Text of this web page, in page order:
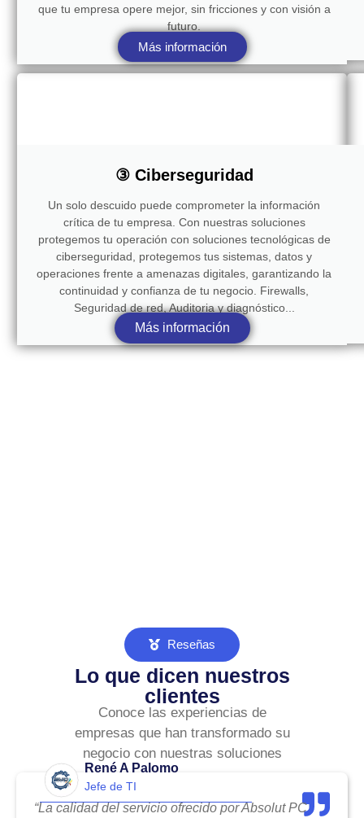
que tu empresa opere mejor, sin fricciones y con visión a
futuro.
Más información
③ Ciberseguridad
Un solo descuido puede comprometer la información
crítica de tu empresa. Con nuestras soluciones
protegemos tu operación con soluciones tecnológicas de
ciberseguridad, protegemos tus sistemas, datos y
operaciones frente a amenazas digitales, garantizando la
continuidad y confianza de tu negocio. Firewalls,
Seguridad de red, Auditoria y diagnóstico...
Más información
Reseñas
Lo que dicen nuestros
clientes
Conoce las experiencias de
empresas que han transformado su
negocio con nuestras soluciones
René A Palomo
Jefe de TI
“La calidad del servicio ofrecido por Absolut PC